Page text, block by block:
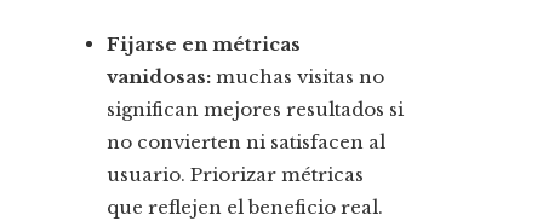
Fijarse en métricas
vanidosas: muchas visitas no
significan mejores resultados si
no convierten ni satisfacen al
usuario. Priorizar métricas
que reflejen el beneficio real.